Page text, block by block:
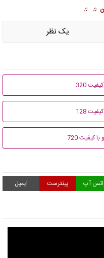
♫ ♫
يک نظر
320
128
کیفیت 720
آپ پینترست ایمیل